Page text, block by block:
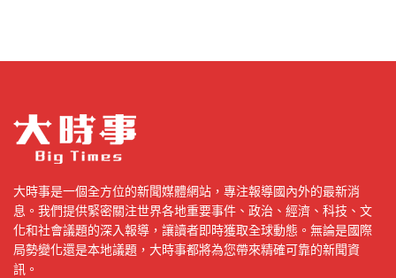
大時事是一個全方位的新聞媒體網站，專注報導國內外的最新消
息。我們提供緊密關注世界各地重要事件、政治、經濟、科技、文
化和社會議題的深入報導，讓讀者即時獲取全球動態。無論是國際
局勢變化還是本地議題，大時事都將為您帶來精確可靠的新聞資
訊。